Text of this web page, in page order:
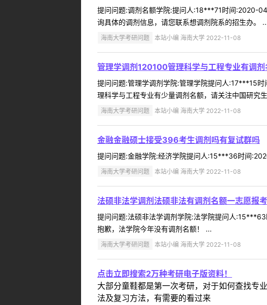
提问问题:调剂名额学院:提问人:18***71时间:2020-
询具体的调剂信息，请您联系想调剂院系的招生办。
海南大学考研问题 本站小编 海南大学 2022-11-08
管理学调剂120100管理科学与工程专业有调剂
提问问题:管理学调剂学院:管理学院提问人:17***15
理科学与工程专业有少量调剂名额，请关注中国研究
海南大学考研问题 本站小编 海南大学 2022-11-08
金融金融硕士接受396考生调剂吗有复试群吗
提问问题:金融学院:经济学院提问人:15***36时间
海南大学考研问题 本站小编 海南大学 2022-11-08
法硕非法学调剂法硕非法有调剂名额一志愿报
提问问题:法硕非法学调剂学院:法学院提问人
抱歉，法学院今年没有调剂名额！ ...
海南大学考研问题 本站小编 海南大学 2022-11-08
点击立即搜索2万种考研电子版资料！
大部分童鞋都是第一次考研，对于如何查找专
法及复习方法，有需要的看过来